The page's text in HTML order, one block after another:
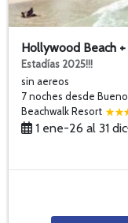
Hollywood Beach
Estadías 2025!!!
sin aereos
7 nochesdesde
Beachwalk Resort
1 ene-26 al 31